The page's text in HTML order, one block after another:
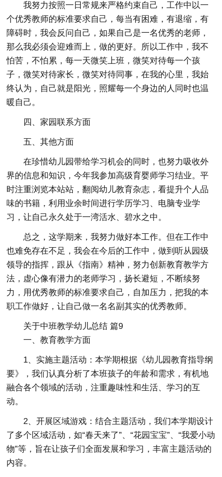
我努力按照一日常规来严格约束自己，工作中以一
个优秀教师的标准要求自己，每当有困难，有退缩，有
障碍时，我会反问自己，如果自己是一名优秀的老师，
那么我必须会迎难而上，做的更好。所以工作中，我不
怕苦，不怕累，每一天微笑上班，微笑对待每一个孩
子，微笑对待家长，微笑对待同事，在我的心里，我始
终认为，自己就是阳光，照耀每一个身边的人同时也温
暖自己。
四、家园联系方面
五、其他方面
在珍惜幼儿园带给学习机会的同时，也努力吸收外
界的信息和知识，今年我参加高级育婴师学习结业。平
时注重浏览本站站，翻阅幼儿教育杂志，看提升个人品
味的书籍，利用业余时间进行学历学习、电脑专业学
习，让自己永久处于一湾活水、碧水之中。
总之，这学期来，我努力做好本工作。但在工作中
也难免存在不足，我会在今后的工作中，做到听从园级
领导的指挥，跟从《指南》精神，努力创新教育教学方
法，虚心像有潜力的老师学习，扬长避短，不断续努
力，用优秀教师的标准要求自己，自加压力，把我的本
职工作做好，让自己做一名名副其实的优秀教师。
关于中班教学幼儿总结 篇9
一、教育教学方面
1、实施主题活动：本学期根据《幼儿园教育指导纲
要》，我们认真分析了本班孩子的年龄和需求，有机地
融合各个领域的活动，注重趣味性和生活、学习的互
动。
2、开展区域游戏：结合主题活动，我们本学期设计
了多个区域活动，如“春天来了”、“花园宝宝”、“我爱小动
物”等，旨在让孩子们全面发展和学习，丰富主题活动的
内容。